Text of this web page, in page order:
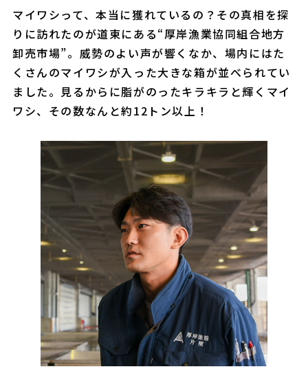
マイワシって、本当に獲れているの？その真相を探
りに訪れたのが道東にある“厚岸漁業協同組合地方
卸売市場”。威勢のよい声が響くなか、場内にはた
くさんのマイワシが入った大きな箱が並べられてい
ました。見るからに脂がのったキラキラと輝くマイ
ワシ、その数なんと約12トン以上！